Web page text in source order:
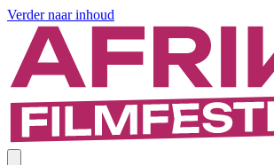
Verder naar inhoud